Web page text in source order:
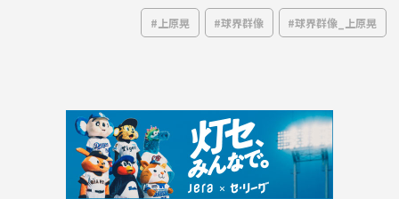
#上原晃 #球界群像 #球界群像_上原晃